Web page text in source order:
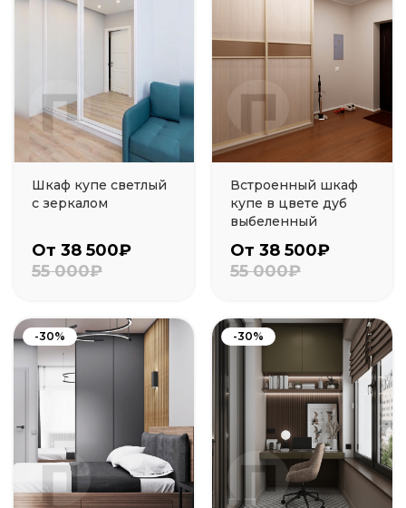
Шкаф купе светлый
с зеркалом
От 38 500₽
55 000₽
Встроенный шкаф
купе в цвете дуб
выбеленный
От 38 500₽
55 000₽
-30% -30%